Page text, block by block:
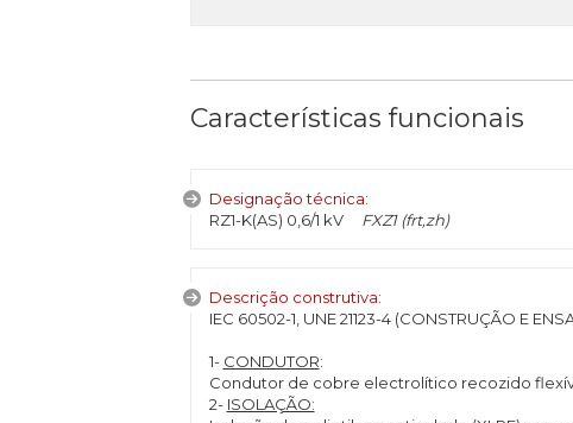
Características funcionais
Designação técnica:
RZ1-K(AS) 0,6/1 kV FXZ1 (frt,zh)
Descrição construtiva:
IEC 60502-1, UNE 21123-4 (CONSTRUÇÃO E
1- CONDUTOR:
Condutor de cobre electrolítico recozido
2- ISOLAÇÃO: